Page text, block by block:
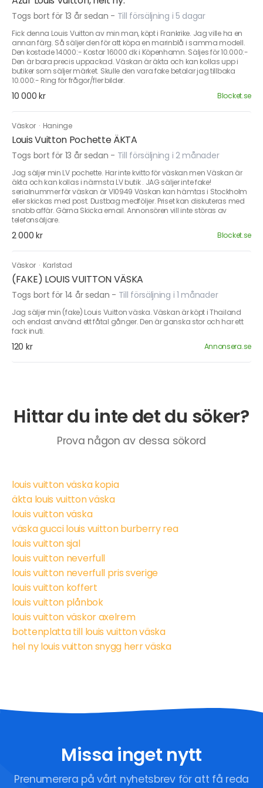
Togs bort för 13 år sedan - Till försäljning i 5 dagar
Fick denna Louis Vuitton av min man, köpt i Frankrike. Jag ville ha en
annan färg. Så säljer den för att köpa en marinblå i samma modell.
Den kostade 14000:- Kostar 16000 dk i Köpenhamn. Säljes för 10.000:-
Den är bara precis uppackad. Väskan är äkta och kan kollas upp i
butiker som säljer märket. Skulle den vara fake betalar jag tillbaka
10.000:- Ring för frågor/fler bilder.
10 000 kr Blocket.se
Väskor · Haninge
Louis Vuitton Pochette ÄKTA
Togs bort för 13 år sedan - Till försäljning i 2 månader
Jag säljer min LV pochette. Har inte kvitto för väskan men Väskan är
äkta och kan kollas i närmsta LV butik . JAG säljer inte fake!
serialnummer för väskan är VI0949 Väskan kan hämtas i Stockholm
eller skickas med post. Dustbag medföljer. Priset kan diskuteras med
snabb affär. Gärna Skicka email. Annonsören vill inte störas av
telefonsäljare.
2 000 kr Blocket.se
Väskor · Karlstad
(FAKE) LOUIS VUITTON VÄSKA
Togs bort för 14 år sedan - Till försäljning i 1 månader
Jag säljer min (fake) Louis Vuitton väska. Väskan är köpt i Thailand
och endast använd ett fåtal gånger. Den är ganska stor och har ett
fack inuti.
120 kr Annonsera.se
Hittar du inte det du söker?
Prova någon av dessa sökord
louis vuitton väska kopia
äkta louis vuitton väska
louis vuitton väska
väska gucci louis vuitton burberry rea
louis vuitton sjal
louis vuitton neverfull
louis vuitton neverfull pris sverige
louis vuitton koffert
louis vuitton plånbok
louis vuitton väskor axelrem
bottenplatta till louis vuitton väska
hel ny louis vuitton snygg herr väska
Missa inget nytt
Prenumerera på vårt nyhetsbrev för att få reda